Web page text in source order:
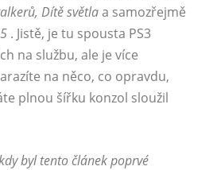
Dítě světlaa samozřejmě
. Jistě, je tu spousta PS3
na službu, ale je více
na něco, co opravdu,
plnou šířku konzol sloužil
byl tento článek poprvé